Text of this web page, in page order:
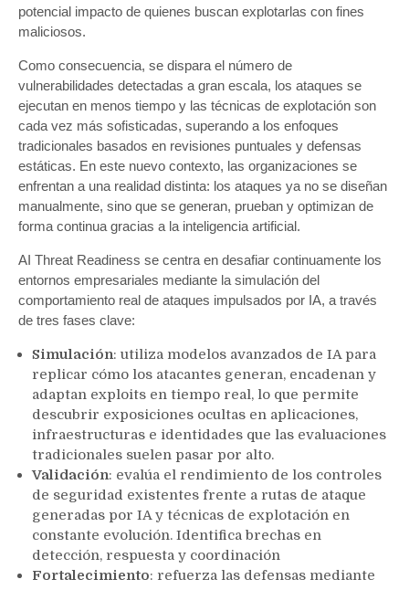
potencial impacto de quienes buscan explotarlas con fines
maliciosos.
Como consecuencia, se dispara el número de
vulnerabilidades detectadas a gran escala, los ataques se
ejecutan en menos tiempo y las técnicas de explotación son
cada vez más sofisticadas, superando a los enfoques
tradicionales basados en revisiones puntuales y defensas
estáticas. En este nuevo contexto, las organizaciones se
enfrentan a una realidad distinta: los ataques ya no se diseñan
manualmente, sino que se generan, prueban y optimizan de
forma continua gracias a la inteligencia artificial.
AI Threat Readiness se centra en desafiar continuamente los
entornos empresariales mediante la simulación del
comportamiento real de ataques impulsados por IA, a través
de tres fases clave:
Simulación: utiliza modelos avanzados de IA para
replicar cómo los atacantes generan, encadenan y
adaptan exploits en tiempo real, lo que permite
descubrir exposiciones ocultas en aplicaciones,
infraestructuras e identidades que las evaluaciones
tradicionales suelen pasar por alto.
Validación: evalúa el rendimiento de los controles
de seguridad existentes frente a rutas de ataque
generadas por IA y técnicas de explotación en
constante evolución. Identifica brechas en
detección, respuesta y coordinación
Fortalecimiento: refuerza las defensas mediante